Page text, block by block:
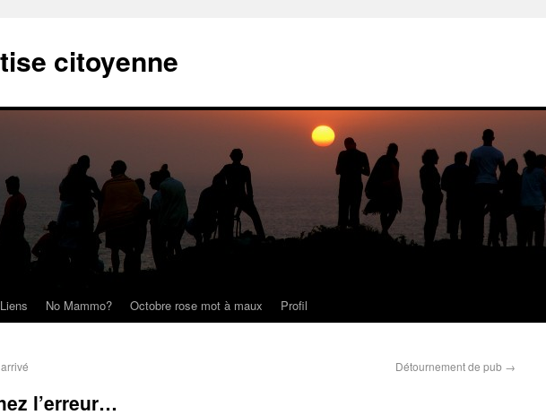
citoyenne
Liens No Mammo? Octobre rose mot à maux Profil
Détournement de pub →
l’erreur…